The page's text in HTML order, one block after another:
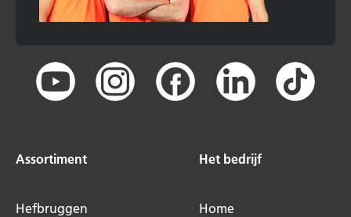
Assortiment
Hefbruggen
Het bedrijf
Home